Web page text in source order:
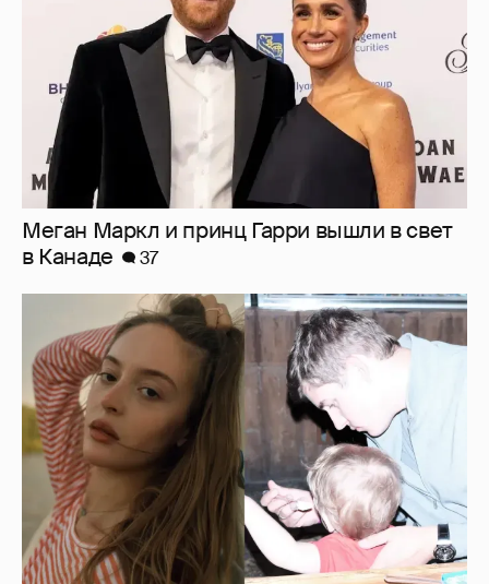
Внучка Никиты Михалкова Наталья с
мужем и сыном отдыхает на яхте